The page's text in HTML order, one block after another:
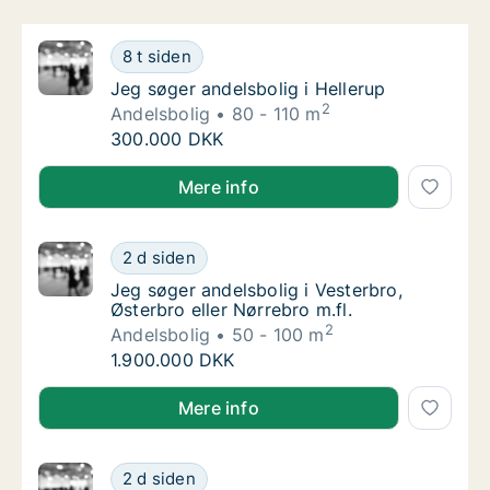
Jeg søger andelsbolig i Hellerup
8 t siden
Jeg søger andelsbolig i Hellerup
Jeg søger andelsbolig i Hellerup
Andelsbolig
80 - 110 m2
Jeg søger andelsbolig i Hellerup
300.000 DKK
Jeg søger andelsbolig i Hellerup
Mere info
Jeg søger andelsbolig i Vesterbro, Østerbro
2 d siden
Jeg søger andelsbolig i Vesterbro, Østerbro
Jeg søger andelsbolig i Vesterbro,
Østerbro eller Nørrebro m.fl.
Andelsbolig
50 - 100 m2
Jeg søger andelsbolig i Vesterbro,
1.900.000 DKK
Jeg søger andelsbolig i Vesterbro, Østerbro eller
Mere info
Jeg søger andelsbolig i Klarup
2 d siden